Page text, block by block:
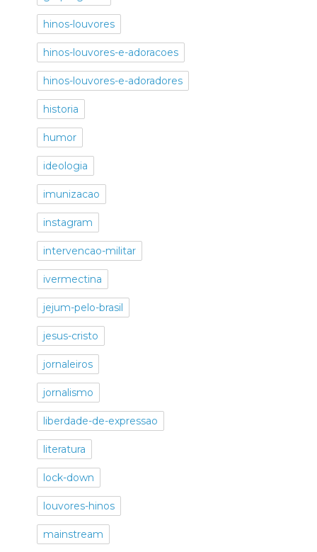
hinos-louvores
hinos-louvores-e-adoracoes
hinos-louvores-e-adoradores
historia
humor
ideologia
imunizacao
instagram
intervencao-militar
ivermectina
jejum-pelo-brasil
jesus-cristo
jornaleiros
jornalismo
liberdade-de-expressao
literatura
lock-down
louvores-hinos
mainstream